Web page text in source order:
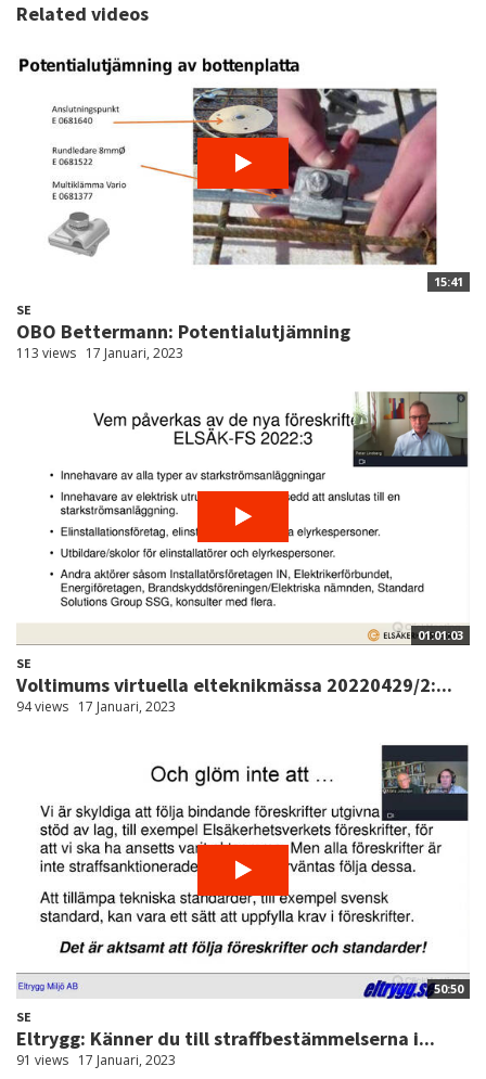
Related videos
15:41
SE
OBO Bettermann: Potentialutjämning
113 views 17 Januari, 2023
01:01:03
SE
Voltimums virtuella elteknikmässa 20220429/2:...
94 views 17 Januari, 2023
50:50
SE
Eltrygg: Känner du till straffbestämmelserna i...
91 views 17 Januari, 2023